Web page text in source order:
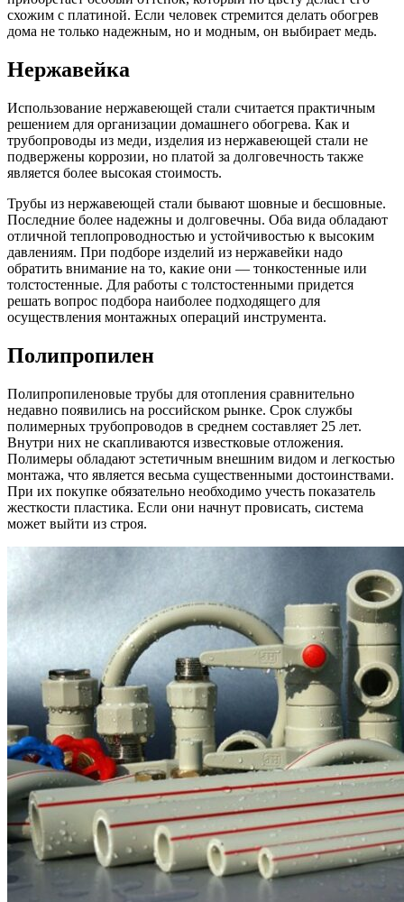
схожим с платиной. Если человек стремится делать обогрев
дома не только надежным, но и модным, он выбирает медь.
Нержавейка
Использование нержавеющей стали считается практичным
решением для организации домашнего обогрева. Как и
трубопроводы из меди, изделия из нержавеющей стали не
подвержены коррозии, но платой за долговечность также
является более высокая стоимость.
Трубы из нержавеющей стали бывают шовные и бесшовные.
Последние более надежны и долговечны. Оба вида обладают
отличной теплопроводностью и устойчивостью к высоким
давлениям. При подборе изделий из нержавейки надо
обратить внимание на то, какие они — тонкостенные или
толстостенные. Для работы с толстостенными придется
решать вопрос подбора наиболее подходящего для
осуществления монтажных операций инструмента.
Полипропилен
Полипропиленовые трубы для отопления сравнительно
недавно появились на российском рынке. Срок службы
полимерных трубопроводов в среднем составляет 25 лет.
Внутри них не скапливаются известковые отложения.
Полимеры обладают эстетичным внешним видом и легкостью
монтажа, что является весьма существенными достоинствами.
При их покупке обязательно необходимо учесть показатель
жесткости пластика. Если они начнут провисать, система
может выйти из строя.